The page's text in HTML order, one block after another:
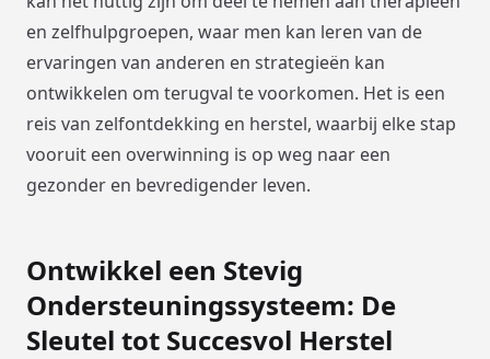
en zelfhulpgroepen, waar men kan leren van de
ervaringen van anderen en strategieën kan
ontwikkelen om terugval te voorkomen. Het is een
reis van zelfontdekking en herstel, waarbij elke stap
vooruit een overwinning is op weg naar een
gezonder en bevredigender leven.
Ontwikkel een Stevig
Ondersteuningssysteem: De
Sleutel tot Succesvol Herstel